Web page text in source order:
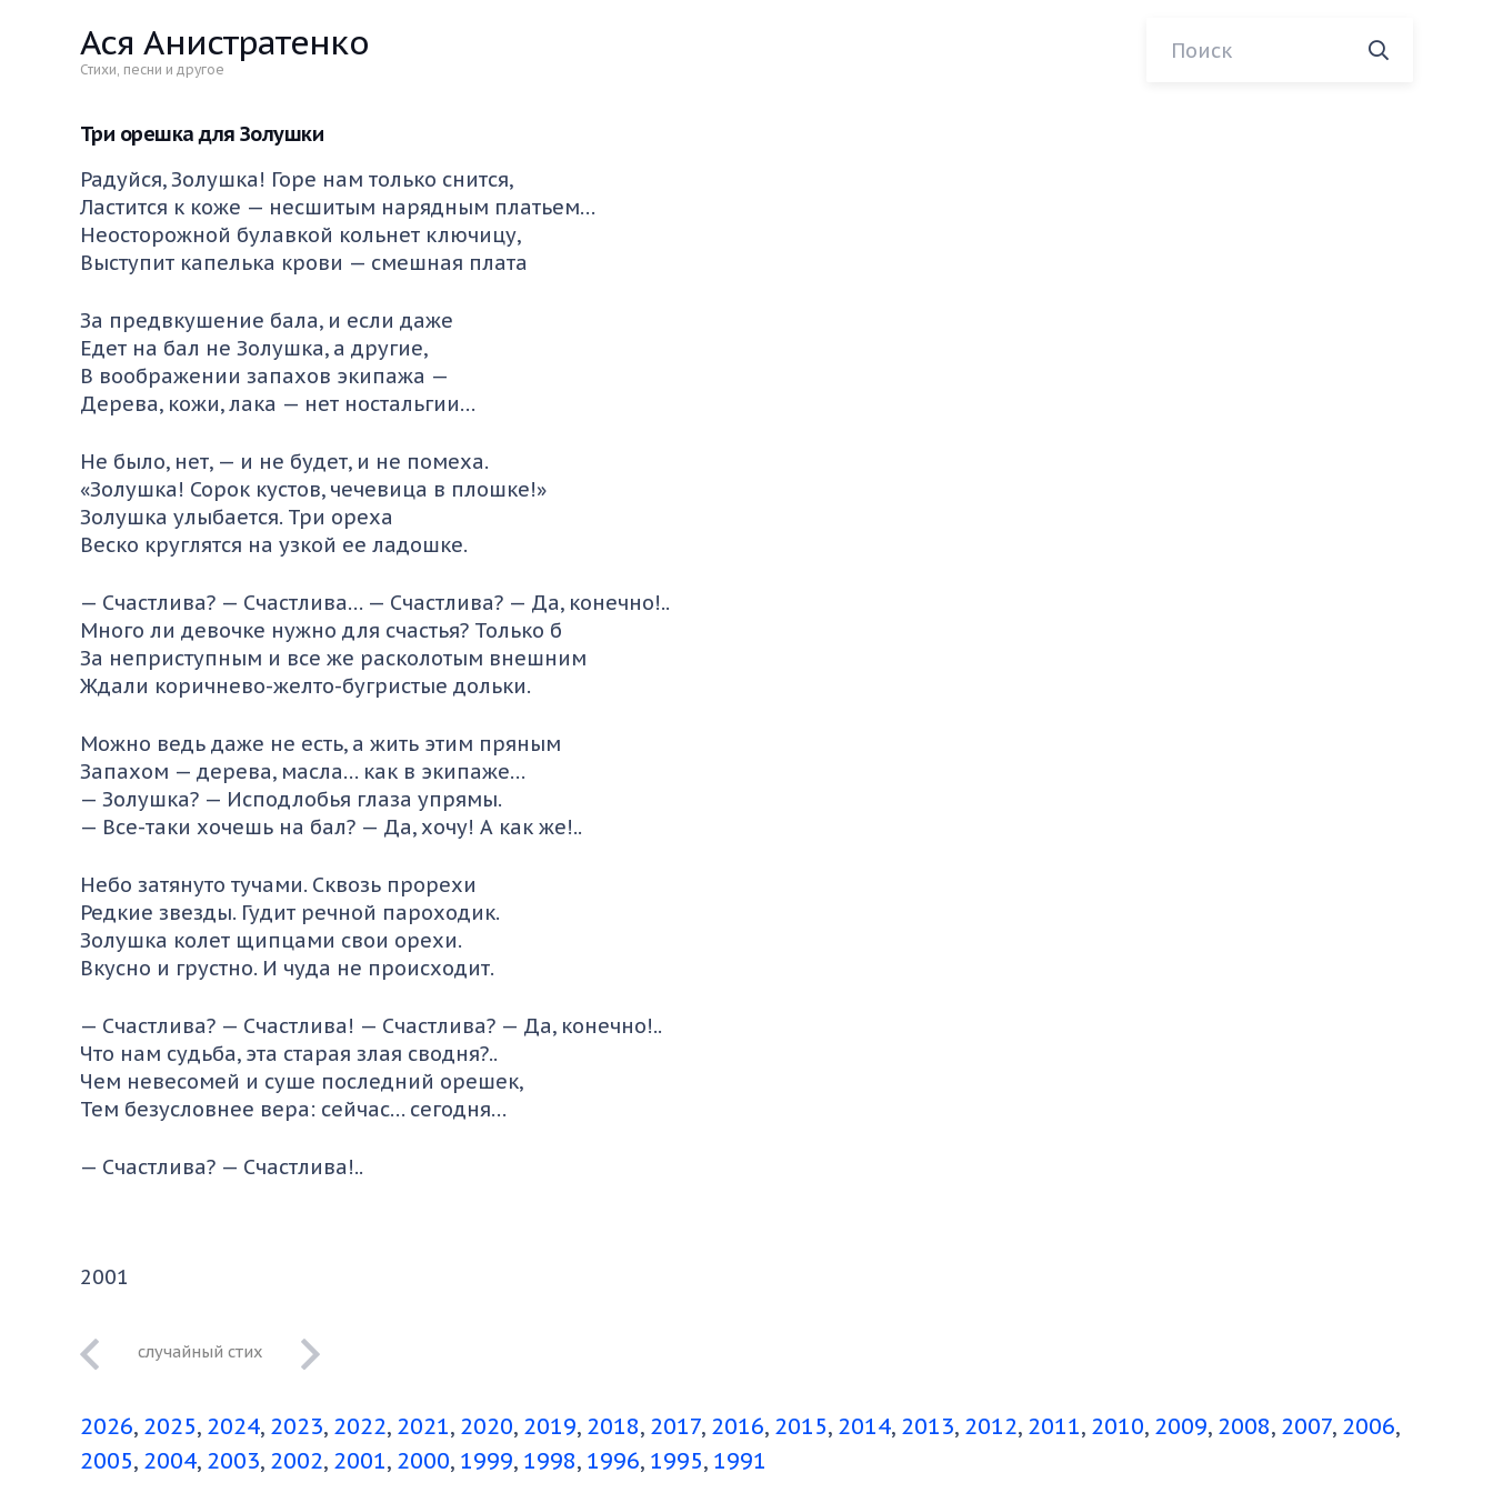
Ася Анистратенко
Стихи, песни и другое
Три орешка для Золушки
Радуйся, Золушка! Горе нам только снится,
Ластится к коже — несшитым нарядным платьем…
Неосторожной булавкой кольнет ключицу,
Выступит капелька крови — смешная плата
За предвкушение бала, и если даже
Едет на бал не Золушка, а другие,
В воображении запахов экипажа —
Дерева, кожи, лака — нет ностальгии…
Не было, нет, — и не будет, и не помеха.
«Золушка! Сорок кустов, чечевица в плошке!»
Золушка улыбается. Три ореха
Веско круглятся на узкой ее ладошке.
— Счастлива? — Счастлива… — Счастлива? — Да, конечно!..
Много ли девочке нужно для счастья? Только б
За неприступным и все же расколотым внешним
Ждали коричнево-желто-бугристые дольки.
Можно ведь даже не есть, а жить этим пряным
Запахом — дерева, масла… как в экипаже…
— Золушка? — Исподлобья глаза упрямы.
— Все-таки хочешь на бал? — Да, хочу! А как же!..
Небо затянуто тучами. Сквозь прорехи
Редкие звезды. Гудит речной пароходик.
Золушка колет щипцами свои орехи.
Вкусно и грустно. И чуда не происходит.
— Счастлива? — Счастлива! — Счастлива? — Да, конечно!..
Что нам судьба, эта старая злая сводня?..
Чем невесомей и суше последний орешек,
Тем безусловнее вера: сейчас… сегодня…
— Счастлива? — Счастлива!..
2001
бежит и плачет
2026 2025 2024 2023 2022 2021 2020 2019 2018 2017 2016 2015 2014 2013 2012 2011 2010 2009 2008 2007 2006
2005 2004 2003 2002 2001 2000 1999 1998 1996 1995 1991